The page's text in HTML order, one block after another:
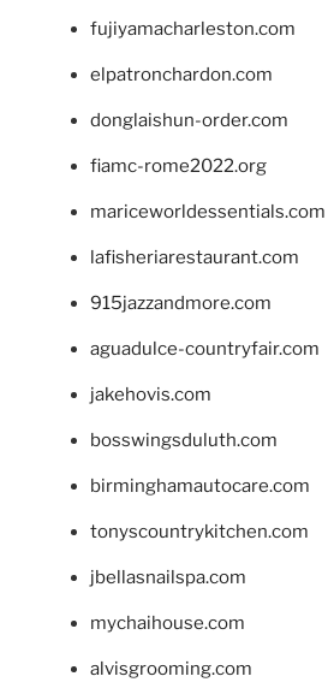
fujiyamacharleston.com
elpatronchardon.com
donglaishun-order.com
fiamc-rome2022.org
mariceworldessentials.com
lafisheriarestaurant.com
915jazzandmore.com
aguadulce-countryfair.com
jakehovis.com
bosswingsduluth.com
birminghamautocare.com
tonyscountrykitchen.com
jbellasnailspa.com
mychaihouse.com
alvisgrooming.com